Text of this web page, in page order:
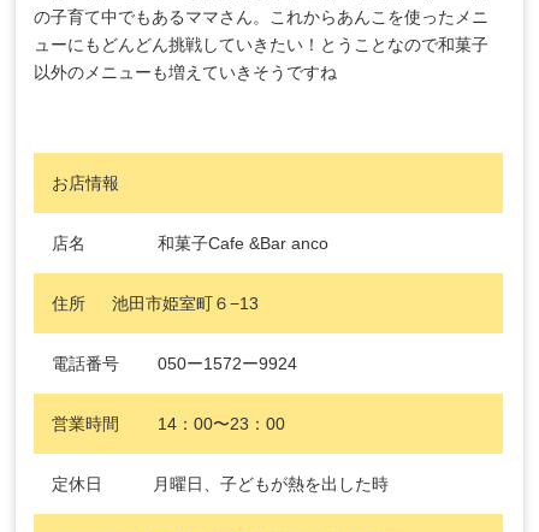
の子育て中でもあるママさん。これからあんこを使ったメニ
ューにもどんどん挑戦していきたい！とうことなので和菓子
以外のメニューも増えていきそうですね
お店情報
店名 和菓子Cafe &Bar anco
住所 池田市姫室町６−13
電話番号 050ー1572ー9924
営業時間 14：00〜23：00
定休日 月曜日、子どもが熱を出した時